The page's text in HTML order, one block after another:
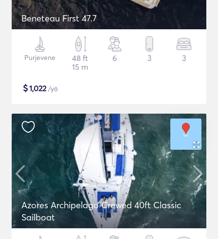
Beneteau First 47.7
Purjevene
48 ft
15 m
6 3 3
$1,022/yö
Azores Archipelago Crewed 40ft Classic
Sailboat